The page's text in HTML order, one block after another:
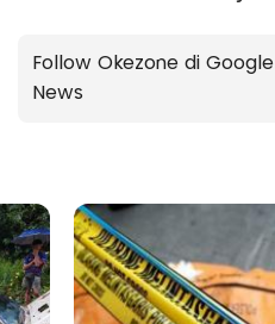
Follow Okezone di Google
News